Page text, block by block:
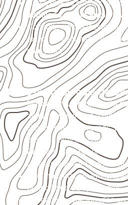
Armazene as chapas em
ventilado e com apoio
Consulte a ficha técnica
externas, estruturais ou
com água.
Usos profissionais do
Marcenaria e fabricação de
ambientes sujeitos à
Revestimentos internos,
projetos profissionais.
Projetos de transporte que
revestimentos e
Uso industrial em
proteção de equipamentos.
Aplicações relacionadas ao